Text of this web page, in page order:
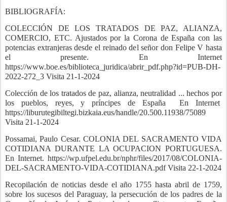
BIBLIOGRAFÍA:
COLECCIÓN DE LOS TRATADOS DE PAZ, ALIANZA,
COMERCIO, ETC. Ajustados por la Corona de España con las
potencias extranjeras desde el reinado del señor don Felipe V hasta
el presente. En Internet
https://www.boe.es/biblioteca_juridica/abrir_pdf.php?id=PUB-DH-
2022-272_3 Visita 21-1-2024
Colección de los tratados de paz, alianza, neutralidad ... hechos por
los pueblos, reyes, y príncipes de España
En Internet
https://liburutegibiltegi.bizkaia.eus/handle/20.500.11938/75089
Visita 21-1-2024
Possamai, Paulo Cesar. COLONIA DEL SACRAMENTO VIDA
COTIDIANA DURANTE LA OCUPACION PORTUGUESA.
En Internet. https://wp.ufpel.edu.br/nphr/files/2017/08/COLONIA-
DEL-SACRAMENTO-VIDA-COTIDIANA.pdf Visita 22-1-2024
Recopilación de noticias desde el año 1755 hasta abril de 1759,
sobre los sucesos del Paraguay, la persecución de los padres de la